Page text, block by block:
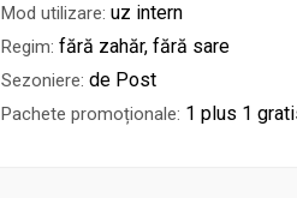
Mod utilizare: uz intern
Regim: fără zahăr, fără sare
Sezoniere: de Post
Pachete promoționale: 1 plus 1